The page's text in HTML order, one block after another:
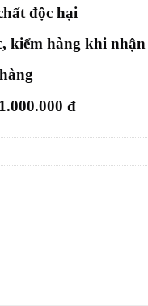
độc hại
kiểm hàng khi nhận
đ